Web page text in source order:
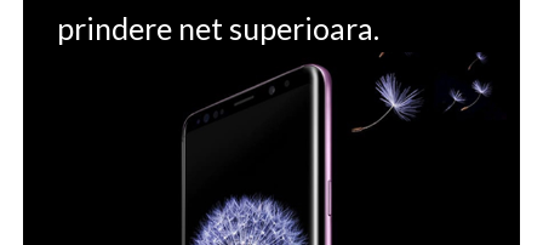
prindere net superioara.